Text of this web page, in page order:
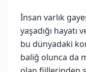
İnsan varlık
yaşadığı hayatı
bu dünyadaki
baliğ olunca da